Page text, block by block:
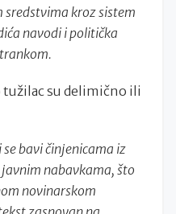
kroz sistem
navodi i politička
su delimično ili
bavi činjenicama iz
nabavkama, što
novinarskom